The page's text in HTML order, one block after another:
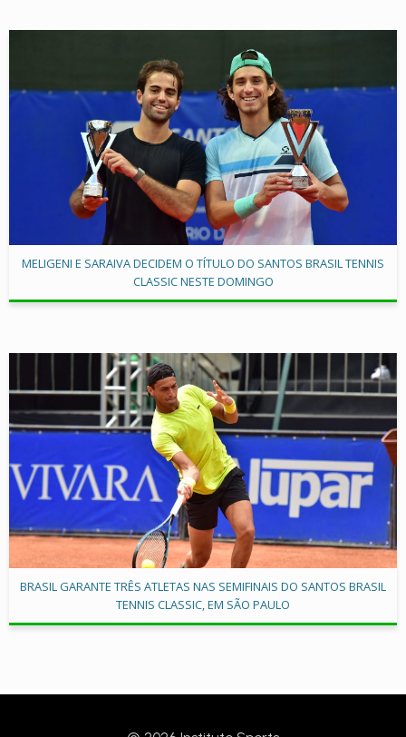
MELIGENI E SARAIVA DECIDEM O TÍTULO DO SANTOS BRASIL TENNIS
CLASSIC NESTE DOMINGO
BRASIL GARANTE TRÊS ATLETAS NAS SEMIFINAIS DO SANTOS BRASIL
TENNIS CLASSIC, EM SÃO PAULO